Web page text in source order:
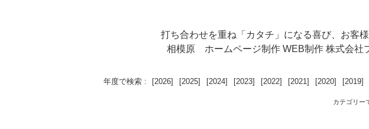
打ち合わせを重ね「カタチ」になる喜び、お客
相模原 ホームページ制作 WEB制作 株式会社
年度で検索 : [2026] [2025] [2024] [2023] [2022] [2021] [2020] [2019]
カテゴリー